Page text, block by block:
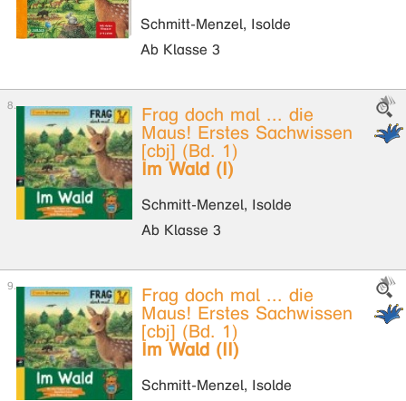
Schmitt-Menzel, Isolde
Ab Klasse 3
Frag doch mal ... die
Maus! Erstes Sachwissen
[cbj] (Bd. 1)
Im Wald (I)
Schmitt-Menzel, Isolde
Ab Klasse 3
Frag doch mal ... die
Maus! Erstes Sachwissen
[cbj] (Bd. 1)
Im Wald (II)
Schmitt-Menzel, Isolde